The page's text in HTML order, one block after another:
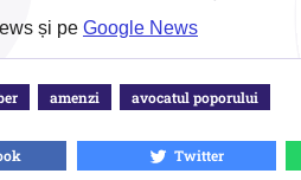
și pe Google News
amenzi avocatul poporului
Twitter